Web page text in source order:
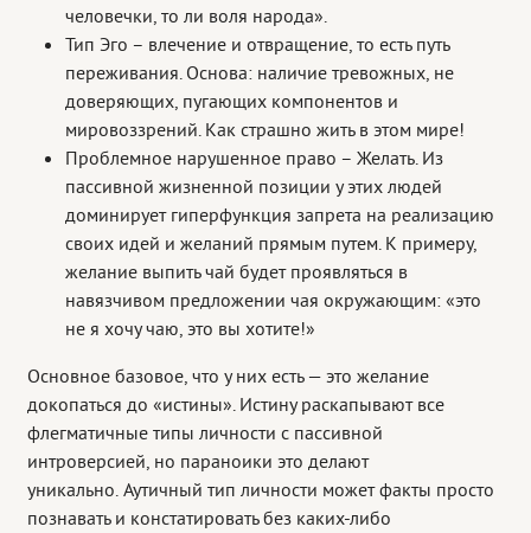
человечки, то ли воля народа».
Тип Эго – влечение и отвращение, то есть путь
переживания. Основа: наличие тревожных, не
доверяющих, пугающих компонентов и
мировоззрений. Как страшно жить в этом мире!
Проблемное нарушенное право – Желать. Из
пассивной жизненной позиции у этих людей
доминирует гиперфункция запрета на реализацию
своих идей и желаний прямым путем. К примеру,
желание выпить чай будет проявляться в
навязчивом предложении чая окружающим: «это
не я хочу чаю, это вы хотите!»
Основное базовое, что у них есть — это желание
докопаться до «истины». Истину раскапывают все
флегматичные типы личности с пассивной
интроверсией, но параноики это делают
уникально. Аутичный тип личности может факты просто
познавать и констатировать без каких-либо